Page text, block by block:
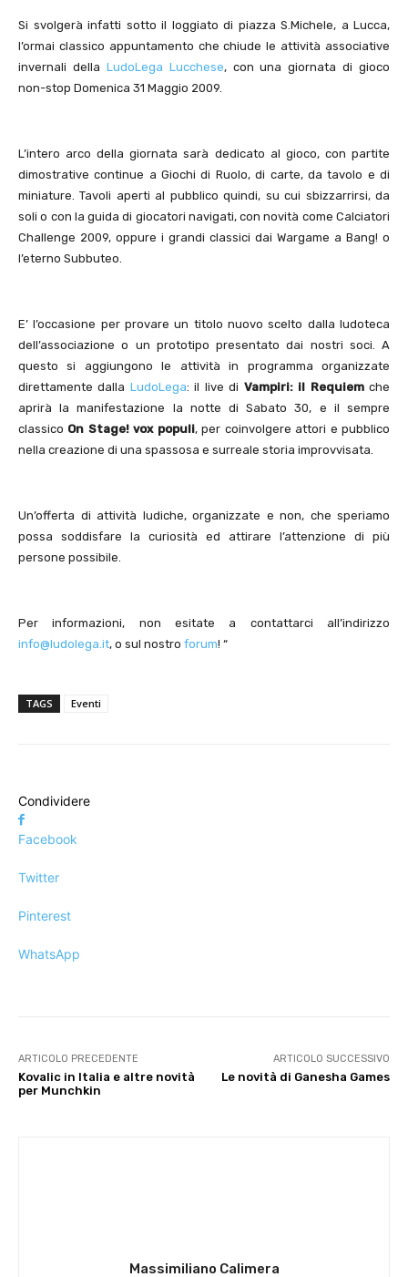
Si svolgerà infatti sotto il loggiato di piazza S.Michele, a Lucca,
l’ormai classico appuntamento che chiude le attività associative
invernali della LudoLega Lucchese, con una giornata di gioco
non-stop Domenica 31 Maggio 2009.
L’intero arco della giornata sarà dedicato al gioco, con partite
dimostrative continue a Giochi di Ruolo, di carte, da tavolo e di
miniature. Tavoli aperti al pubblico quindi, su cui sbizzarrirsi, da
soli o con la guida di giocatori navigati, con novità come Calciatori
Challenge 2009, oppure i grandi classici dai Wargame a Bang! o
l’eterno Subbuteo.
E’ l’occasione per provare un titolo nuovo scelto dalla ludoteca
dell’associazione o un prototipo presentato dai nostri soci. A
questo si aggiungono le attività in programma organizzate
direttamente dalla LudoLega: il live di Vampiri: il Requiemche
aprirà la manifestazione la notte di Sabato 30, e il sempre
classico On Stage! vox populi, per coinvolgere attori e pubblico
nella creazione di una spassosa e surreale storia improvvisata.
Un’offerta di attività ludiche, organizzate e non, che speriamo
possa soddisfare la curiosità ed attirare l’attenzione di più
persone possibile.
Per informazioni, non esitate a contattarci all’indirizzo
info@ludolega.it, o sul nostro forum! “
TAGS Eventi
Condividere
Facebook
Twitter
Pinterest
WhatsApp
ARTICOLO PRECEDENTE
Kovalic in Italia e altre novità
per Munchkin
ARTICOLO SUCCESSIVO
Le novità di Ganesha Games
Massimiliano Calimera